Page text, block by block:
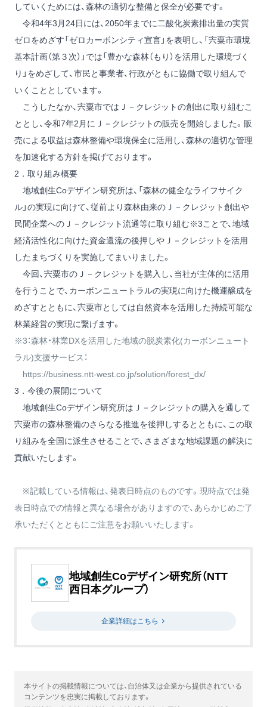
していくためには、森林の適切な整備と保全が必要です。
令和4年3月24日には、2050年までに二酸化炭素排出量の実質
ゼロをめざす「ゼロカーボンシティ宣言」を表明し、「宍粟市環境
基本計画（第３次）」では「豊かな森林（もり）を活用した環境づく
り」をめざして、市民と事業者、行政がともに協働で取り組んで
いくこととしています。
こうしたなか、宍粟市ではＪ－クレジットの創出に取り組むこ
ととし、令和7年2月にＪ－クレジットの販売を開始しました。販
売による収益は森林整備や環境保全に活用し、森林の適切な管理
を加速化する方針を掲げております。
2．取り組み概要
地域創生Coデザイン研究所は、「森林の健全なライフサイク
ル」の実現に向けて、従前より森林由来のＪ－クレジット創出や
民間企業へのＪ－クレジット流通等に取り組む※3ことで、地域
経済活性化に向けた資金還流の後押しやＪ－クレジットを活用
したまちづくりを実施してまいりました。
今回、宍粟市のＪ－クレジットを購入し、当社が主体的に活用
を行うことで、カーボンニュートラルの実現に向けた機運醸成を
めざすとともに、宍粟市としては自然資本を活用した持続可能な
林業経営の実現に繋げます。
※3：森林・林業DXを活用した地域の脱炭素化(カーボンニュート
ラル)支援サービス：
https://business.ntt-west.co.jp/solution/forest_dx/
3．今後の展開について
地域創生Coデザイン研究所はＪ－クレジットの購入を通して
宍粟市の森林整備のさらなる推進を後押しするとともに、この取
り組みを全国に派生させることで、さまざまな地域課題の解決に
貢献いたします。
※記載している情報は、発表日時点のものです。現時点では発
表日時点での情報と異なる場合がありますので、あらかじめご了
承いただくとともにご注意をお願いいたします。
地域創生Coデザイン研究所（NTT
西日本グループ）
企業詳細はこちら
本サイトの掲載情報については、自治体又は企業から提供されている
コンテンツを忠実に掲載しております。